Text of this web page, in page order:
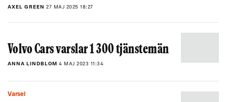
AXEL GREEN 27 MAJ 2025 18:27
Volvo Cars varslar 1 300 tjänstemän
ANNA LINDBLOM 4 MAJ 2023 11:34
Varsel